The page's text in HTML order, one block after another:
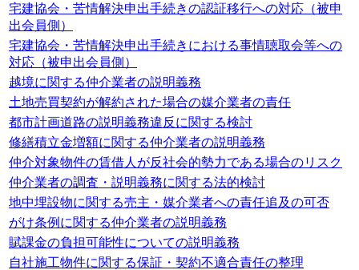
宅建協会・苦情解決申出手続きの認証移行への対応（被申
出会員側）
宅建協会・苦情解決申出手続きにおける事情聴取会等への
対応（被申出会員側）
越境に関する仲介業者の説明義務
土地売買契約が解約された場合の媒介業者の責任
都市計画道路の説明義務違反に関する検討
修繕積立金増額に関する仲介業者の説明義務
仲介対象物件の賃借人が反社会的勢力である場合のリスク
仲介業者の調査・説明義務に関する法的検討
地中埋設物に関する売主・媒介業者への責任追及の可否
がけ条例に関する仲介業者の説明義務
賦課金の負担可能性についての説明義務
自社施工物件に関する保証・契約不適合責任の整理